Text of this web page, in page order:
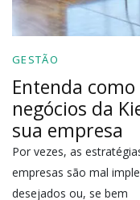
GESTÃO
Entenda
negócios da
sua empresa
Por vezes, as
empresas são mal
desejados ou, se bem